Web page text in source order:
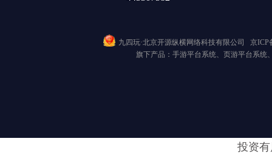
九四玩·北京开源纵横网络科技有限公司京ICP
旗下产品：手游平台系统、页游平台系统
投资